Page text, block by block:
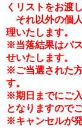
くリストをお渡
それ以外の個
理いたします。
※当落結果はパ
せいたします。
※ご当選された
す。
※期日までにご
となりますので
※キャンセルが